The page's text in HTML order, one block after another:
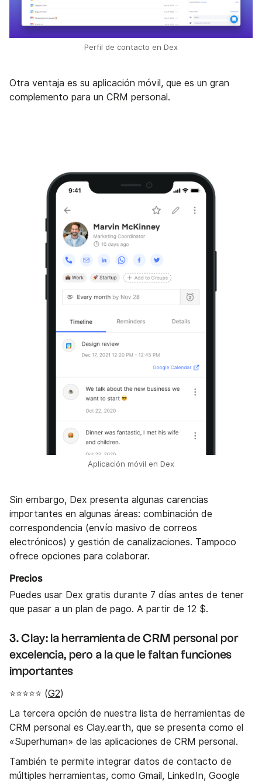
Perfil de contacto en Dex
Otra ventaja es su aplicación móvil, que es un gran
complemento para un CRM personal.
Aplicación móvil en Dex
Sin embargo, Dex presenta algunas carencias
importantes en algunas áreas: combinación de
correspondencia (envío masivo de correos
electrónicos) y gestión de canalizaciones. Tampoco
ofrece opciones para colaborar.
Precios
Puedes usar Dex gratis durante 7 días antes de tener
que pasar a un plan de pago. A partir de 12 $.
3. Clay: la herramienta de CRM personal por
excelencia, pero a la que le faltan funciones
importantes
⭐⭐⭐⭐⭐ (G2)
La tercera opción de nuestra lista de herramientas de
CRM personal es Clay.earth, que se presenta como el
«Superhuman» de las aplicaciones de CRM personal.
También te permite integrar datos de contacto de
múltiples herramientas, como Gmail, LinkedIn, Google